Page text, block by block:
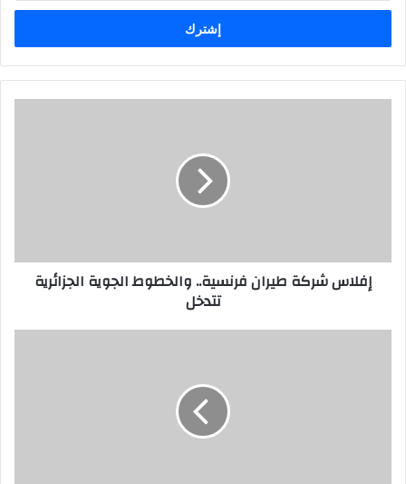
الإلكتروني
إفلاس شركة طيران فرنسية.. والخطوط الجوية الجزائرية
تتدخل